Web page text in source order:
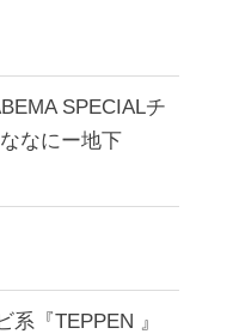
SPECIALチ
なにー地下
系『TEPPEN 』